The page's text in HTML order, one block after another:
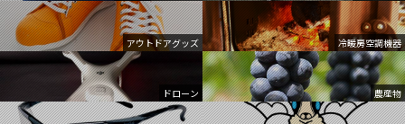
アウトドアグッズ 冷暖房空調機器
ドローン 農産物